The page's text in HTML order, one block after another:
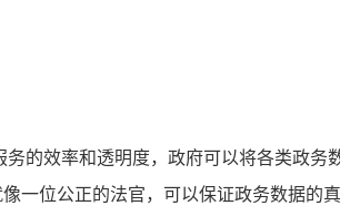
的效率和透明度，政府可以将各类政务
位公正的法官，可以保证政务数据的